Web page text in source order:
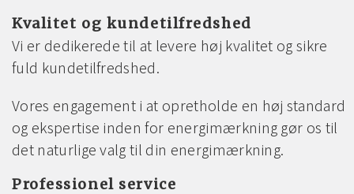
Kvalitet og kundetilfredshed
Vi er dedikerede til at levere høj kvalitet og sikre
fuld kundetilfredshed.
Vores engagement i at opretholde en høj standard
og ekspertise inden for energimærkning gør os til
det naturlige valg til din energimærkning.
Professionel service